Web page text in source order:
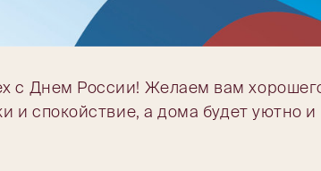
с Днем России! Желаем вам
и спокойствие, а дома будет уютно